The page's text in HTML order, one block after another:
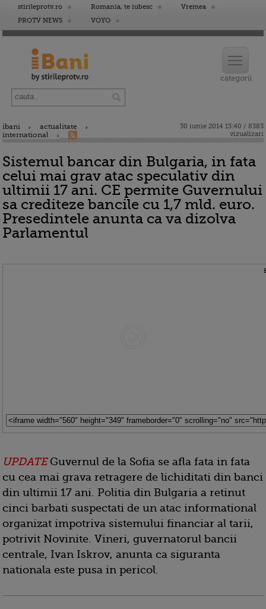
stirileprotv.ro Romania, te iubesc
Vremea
PROTV NEWS
VOYO
ibani
actualitate
international
30 iunie 2014 13:40 / 8383
vizualizari
Sistemul bancar din Bulgaria, in fata
celui mai grav atac speculativ din
ultimii 17 ani. CE permite Guvernului
sa crediteze bancile cu 1,7 mld. euro.
Presedintele anunta ca va dizolva
Parlamentul
UPDATE Guvernul de la Sofia se afla fata in fata
cu cea mai grava retragere de lichiditati din banci
din ultimii 17 ani. Politia din Bulgaria a retinut
cinci barbati suspectati de un atac informational
organizat impotriva sistemului financiar al tarii,
potrivit Novinite. Vineri, guvernatorul bancii
centrale, Ivan Iskrov, anunta ca siguranta
nationala este pusa in pericol.